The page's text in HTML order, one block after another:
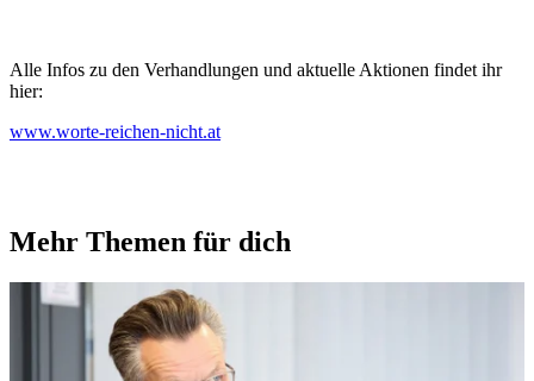
Alle Infos zu den Verhandlungen und aktuelle Aktionen findet ihr
hier:
www.worte-reichen-nicht.at
Mehr Themen für dich